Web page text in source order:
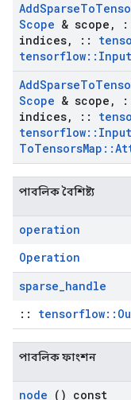
AddSparseTo
Scope & scope ,
indices, ::
tensorflow:: Input
AddSparseTo
Scope & scope ,
indices, ::
tensorflow:: Input
ToTensorsMap ::
পাবলিক বৈশিষ্ট্য
operation
Operation
sparse_handle
::
পাবলিক ফাংশন
node () const